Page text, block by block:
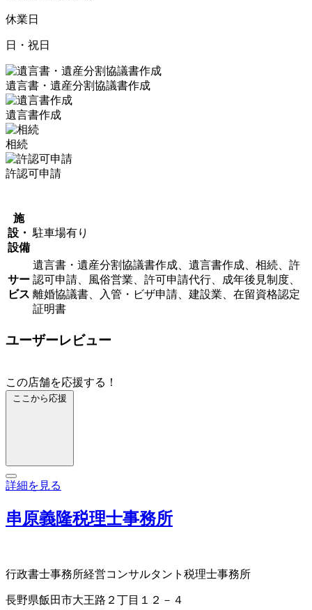
休業日
日・祝日
遺言書・遺産分割協議書作成
遺言書作成
相続
許認可申請
施
設・
設備
駐車場有り
サー
ビス
遺言書・遺産分割協議書作成、遺言書作成、相続、許
認可申請、風俗営業、許可申請代行、成年後見制度、
離婚協議書、入管・ビザ申請、建設業、在留資格認定
証明書
ユーザーレビュー
この店舗を応援する！
ここから応援
詳細を見る
串原義隆税理士事務所
行政書士事務所経営コンサルタント 税理士事務所
長野県飯田市大王路２丁目１２－４